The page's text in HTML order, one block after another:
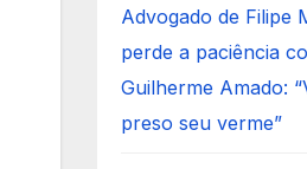
Advogado de Filipe
perde a paciência
Guilherme Amado:
preso seu verme”